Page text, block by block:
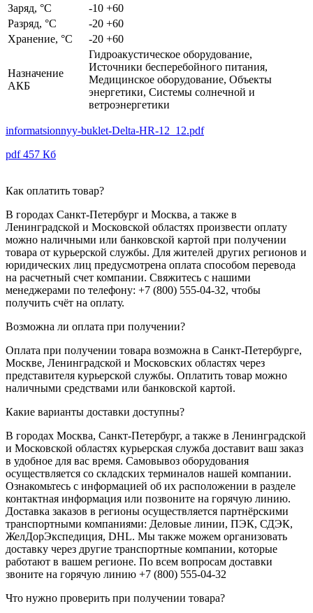
Заряд, °C
-10 +60
Разряд, °C
-20 +60
Хранение, °C
-20 +60
Назначение
АКБ
Гидроакустическое оборудование,
Источники бесперебойного питания,
Медицинское оборудование, Объекты
энергетики, Системы солнечной и
ветроэнергетики
informatsionnyy-buklet-Delta-HR-12_12.pdf
pdf 457 Кб
Как оплатить товар?
В городах Санкт-Петербург и Москва, а также в
Ленинградской и Московской областях произвести оплату
можно наличными или банковской картой при получении
товара от курьерской службы. Для жителей других регионов и
юридических лиц предусмотрена оплата способом перевода
на расчетный счет компании. Свяжитесь с нашими
менеджерами по телефону: +7 (800) 555-04-32, чтобы
получить счёт на оплату.
Возможна ли оплата при получении?
Оплата при получении товара возможна в Санкт-Петербурге,
Москве, Ленинградской и Московских областях через
представителя курьерской службы. Оплатить товар можно
наличными средствами или банковской картой.
Какие варианты доставки доступны?
В городах Москва, Санкт-Петербург, а также в Ленинградской
и Московской областях курьерская служба доставит ваш заказ
в удобное для вас время. Самовывоз оборудования
осуществляется со складских терминалов нашей компании.
Ознакомьтесь с информацией об их расположении в разделе
контактная информация или позвоните на горячую линию.
Доставка заказов в регионы осуществляется партнёрскими
транспортными компаниями: Деловые линии, ПЭК, СДЭК,
ЖелДорЭкспедиция, DHL. Мы также можем организовать
доставку через другие транспортные компании, которые
работают в вашем регионе. По всем вопросам доставки
звоните на горячую линию +7 (800) 555-04-32
Что нужно проверить при получении товара?